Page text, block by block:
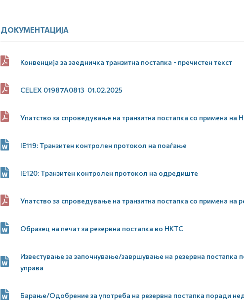
ДОКУМЕНТАЦИЈА
Конвенција за заедничка транзитна постапка - пречистен текст
CELEX 01987A0813 01.02.2025
Упатство за спроведување на транзитна постапка со примена на
IE119: Tранзитен контролен протокол на поаѓање
IE120: Tранзитен контролен протокол на одредиште
Упатство за спроведување на транзитна постапка со примена на
Образец на печат за резервна постапка во НКТС
Известување за започнување/завршување на резервна постапка
управа
Барање/Одобрение за употреба на резервна постапка поради